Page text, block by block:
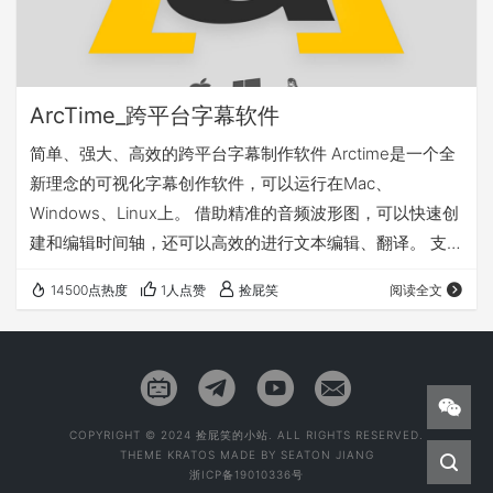
ArcTime_跨平台字幕软件
简单、强大、高效的跨平台字幕制作软件 Arctime是一个全
新理念的可视化字幕创作软件，可以运行在Mac、
Windows、Linux上。 借助精准的音频波形图，可以快速创
建和编辑时间轴，还可以高效的进行文本编辑、翻译。 支持
伴协同工作。 字幕编辑完成后，仅需单击“视频转码”按钮，
即可轻松完成字幕压制工作。 让做字幕变成一种享受
14500点热度 1人点赞 捡屁笑 阅读全文
COPYRIGHT © 2024 捡屁笑的小站. ALL RIGHTS RESERVED.
THEME KRATOS MADE BY SEATON JIANG
浙ICP备19010336号